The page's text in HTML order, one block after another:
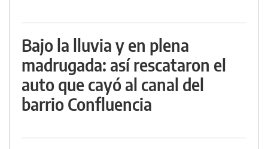
Bajo la lluvia y en plena
madrugada: así rescataron el
auto que cayó al canal del
barrio Confluencia